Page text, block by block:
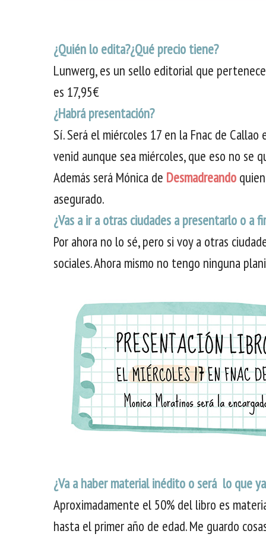
¿Quién lo edita?¿Qué precio tiene?
Lunwerg, es un sello editorial que
es 17,95€
¿Habrá presentación?
Sí. Será el miércoles 17 en la Fnac de Callao
venid aunque sea miércoles, que eso no se
Además será Mónica de Desmadreando
asegurado.
¿Vas a ir a otras ciudades a presentarlo o a
Por ahora no lo sé, pero si voy a otras
sociales. Ahora mismo no tengo ninguna
¿Va a haber material inédito o será lo que
Aproximadamente el 50% del libro es
hasta el primer año de edad. Me guardo